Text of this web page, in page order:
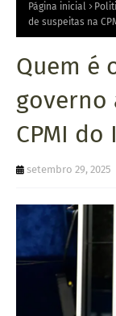
S
T
A
U
Página inicial
de suspeitas na
Quem é
governo
CPMI do
setembro 29, 2025